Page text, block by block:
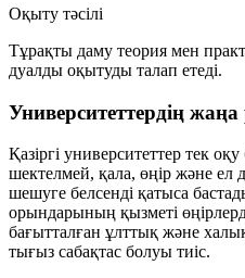
Оқыту тәсілі
Тұрақты даму теория мен
дуалды оқытуды талап етеді.
Университеттердің жаңа
Қазіргі университеттер тек
шектелмей, қала, өңір және ел
шешуге белсенді қатыса
орындарының қызметі
бағытталған ұлттық және
тығыз сабақтас болуы тиіс.